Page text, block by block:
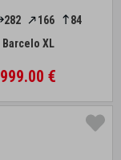
282 166
84
Barcelo XL
999.00 €